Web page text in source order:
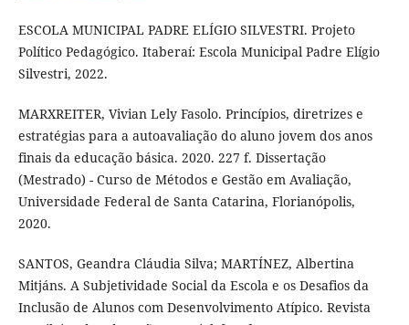
ESCOLA MUNICIPAL PADRE ELÍGIO SILVESTRI. Projeto
Político Pedagógico. Itaberaí: Escola Municipal Padre Elígio
Silvestri, 2022.
MARXREITER, Vivian Lely Fasolo. Princípios, diretrizes e
estratégias para a autoavaliação do aluno jovem dos anos
finais da educação básica. 2020. 227 f. Dissertação
(Mestrado) - Curso de Métodos e Gestão em Avaliação,
Universidade Federal de Santa Catarina, Florianópolis,
2020.
SANTOS, Geandra Cláudia Silva; MARTÍNEZ, Albertina
Mitjáns. A Subjetividade Social da Escola e os Desafios da
Inclusão de Alunos com Desenvolvimento Atípico. Revista